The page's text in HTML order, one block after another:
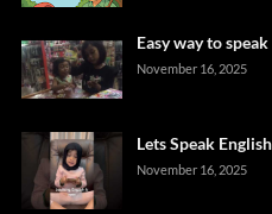
Easy way to
November 16, 2025
Lets Speak
November 16, 2025